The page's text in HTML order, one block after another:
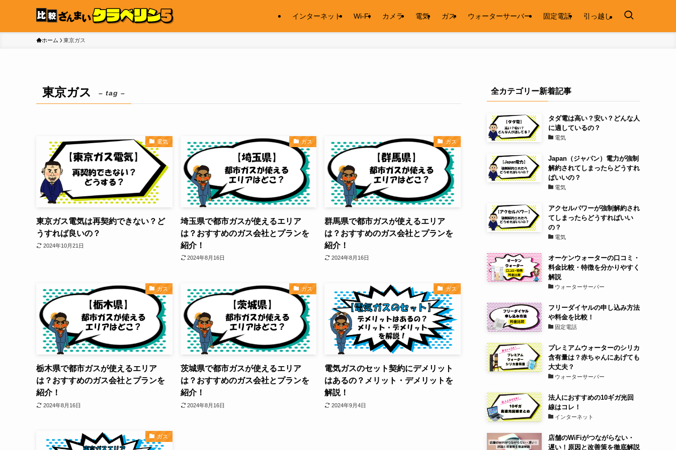
インターネット Wi-Fi カメラ 電気 ガス ウォーターサーバー 固定電話 引っ越し
ホーム 東京ガス
東京ガス – tag –
電気
東京ガス電気は再契約できない？ど
うすれば良いの？
2024年10月21日
ガス
埼玉県で都市ガスが使えるエリア
は？おすすめのガス会社とプランを
紹介！
2024年8月16日
ガス
群馬県で都市ガスが使えるエリア
は？おすすめのガス会社とプランを
紹介！
2024年8月16日
ガス
栃木県で都市ガスが使えるエリア
は？おすすめのガス会社とプランを
紹介！
2024年8月16日
ガス
茨城県で都市ガスが使えるエリア
は？おすすめのガス会社とプランを
紹介！
2024年8月16日
ガス
電気ガスのセット契約にデメリット
はあるの？メリット・デメリットを
解説！
2024年9月4日
ガス
全カテゴリー新着記事
タダ電は高い？安い？どんな人
に適しているの？
電気
Japan（ジャパン）電力が強制
解約されてしまったらどうすれ
ばいいの？
電気
アクセルパワーが強制解約され
てしまったらどうすればいい
の？
電気
オーケンウォーターの口コミ・
料金比較・特徴を分かりやすく
解説
ウォーターサーバー
フリーダイヤルの申し込み方法
や料金を比較！
固定電話
プレミアムウォーターのシリカ
含有量は？赤ちゃんにあげても
大丈夫？
ウォーターサーバー
法人におすすめの10ギガ光回
線はコレ！
インターネット
店舗のWiFiがつながらない・
遅い！原因と改善策を徹底解説